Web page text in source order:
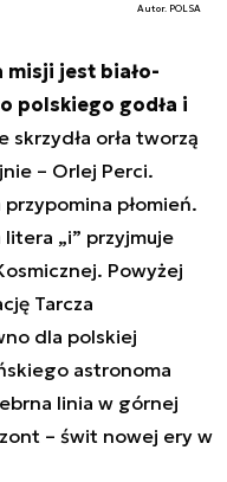
Autor. POLSA
misji jest biało-
polskiego godła i
skrzydła orła tworzą
– Orlej Perci.
płomień.
litera „i” przyjmuje
Powyżej
Tarcza
dla polskiej
astronoma
linia w górnej
– świt nowej ery w